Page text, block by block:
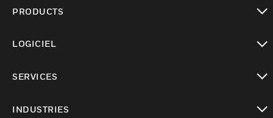
PRODUCTS
LOGICIEL
SERVICES
INDUSTRIES